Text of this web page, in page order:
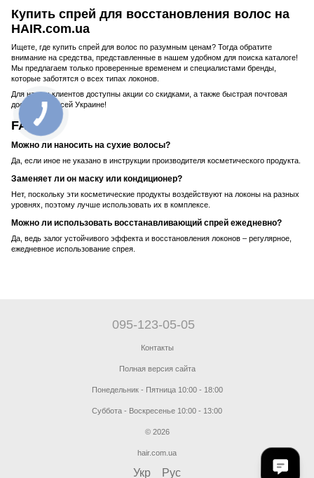
Купить спрей для восстановления волос на
HAIR.com.ua
Ищете, где купить спрей для волос по разумным ценам? Тогда обратите
внимание на средства, представленные в нашем удобном для поиска каталоге!
Мы предлагаем только проверенные временем и специалистами бренды,
которые заботятся о всех типах локонов.
Для наших клиентов доступны акции со скидками, а также быстрая почтовая
доставка по всей Украине!
FAQ
Можно ли наносить на сухие волосы?
Да, если иное не указано в инструкции производителя косметического продукта.
Заменяет ли он маску или кондиционер?
Нет, поскольку эти косметические продукты воздействуют на локоны на разных
уровнях, поэтому лучше использовать их в комплексе.
Можно ли использовать восстанавливающий спрей ежедневно?
Да, ведь залог устойчивого эффекта и восстановления локонов – регулярное,
ежедневное использование спрея.
095-123-05-05
Контакты
Полная версия сайта
Понедельник - Пятница 10:00 - 18:00
Суббота - Воскресенье 10:00 - 13:00
© 2026
hair.com.ua
Укр Рус